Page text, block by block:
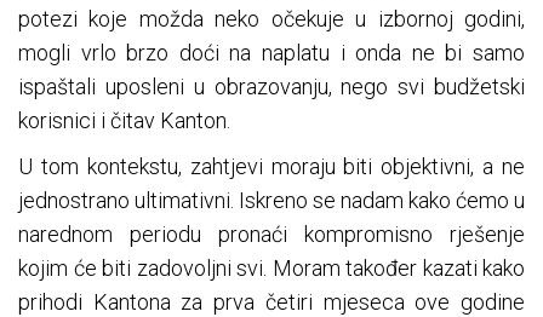
potezi koje možda neko očekuje u izbornoj godini,
mogli vrlo brzo doći na naplatu i onda ne bi samo
ispaštali uposleni u obrazovanju, nego svi budžetski
korisnici i čitav Kanton.
U tom kontekstu, zahtjevi moraju biti objektivni, a ne
jednostrano ultimativni. Iskreno se nadam kako ćemo u
narednom periodu pronaći kompromisno rješenje
kojim će biti zadovoljni svi. Moram također kazati kako
prihodi Kantona za prva četiri mjeseca ove godine